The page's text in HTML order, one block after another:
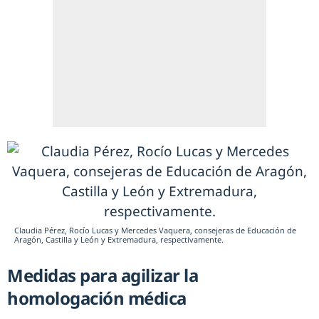
Claudia Pérez, Rocío Lucas y Mercedes Vaquera, consejeras de Educación de
Aragón, Castilla y León y Extremadura, respectivamente.
Medidas para agilizar la
homologación médica